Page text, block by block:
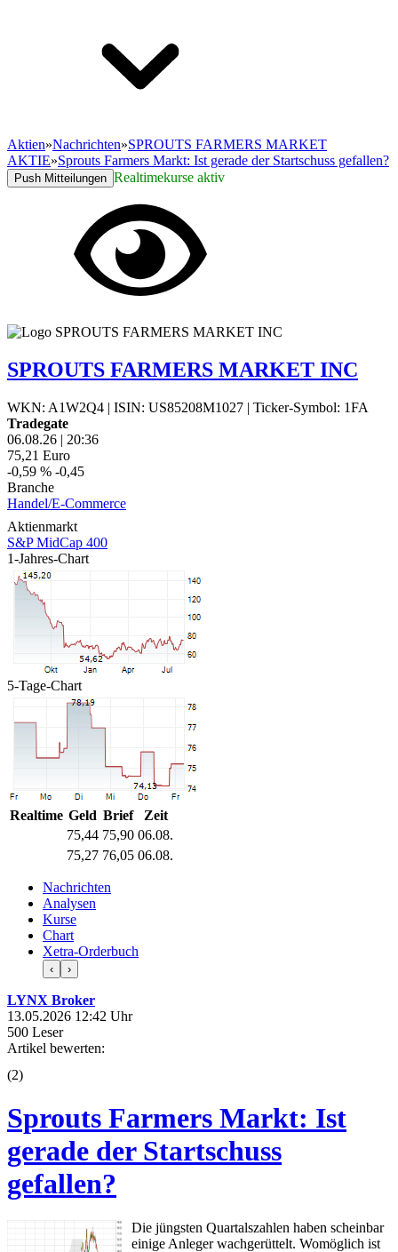
Aktien»Nachrichten»SPROUTS FARMERS MARKET
AKTIE»Sprouts Farmers Markt: Ist gerade der Startschuss gefallen?
Push Mitteilungen Realtimekurse aktiv
SPROUTS FARMERS MARKET INC
WKN: A1W2Q4 | ISIN: US85208M1027 | Ticker-Symbol: 1FA
Tradegate
06.08.26 | 20:36
75,21 Euro
-0,59 % -0,45
Branche
Handel/E-Commerce
Aktienmarkt
S&P MidCap 400
1-Jahres-Chart
5-Tage-Chart
Realtime Geld Brief
Zeit
75,44 75,90 06.08.
75,27 76,05 06.08.
Nachrichten
Analysen
Kurse
Chart
Xetra-Orderbuch
‹ ›
LYNX Broker
13.05.2026 12:42 Uhr
500 Leser
Artikel bewerten:
(2)
Sprouts Farmers Markt: Ist
gerade der Startschuss
gefallen?
Die jüngsten Quartalszahlen haben scheinbar
einige Anleger wachgerüttelt. Womöglich ist